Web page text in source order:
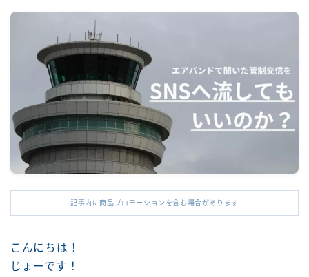
記事内に商品プロモーションを含む場合があります
こんにちは！
じょーです！